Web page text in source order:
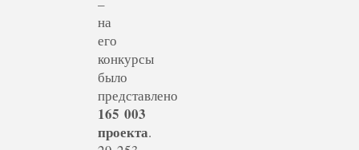
на
его
конкурсы
было
представлено
165 003
проекта.